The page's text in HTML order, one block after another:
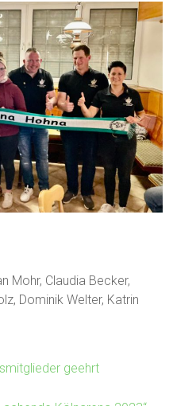
Mohr, Claudia Becker,
Dominik Welter, Katrin
geehrt